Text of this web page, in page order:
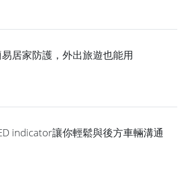
居家防護，外出旅遊也能用
indicator讓你輕鬆與後方車輛溝通